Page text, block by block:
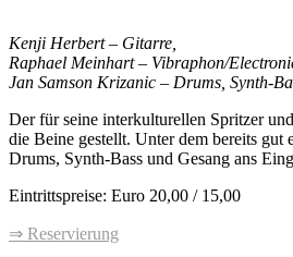
Kenji Herbert – Gitarre,
Raphael Meinhart – Vibraphon/
Jan Samson Krizanic – Drums, Synth-
Der für seine interkulturellen Spritzer
die Beine gestellt. Unter dem bereits gut
Drums, Synth-Bass und Gesang ans
Eintrittspreise: Euro 20,00 / 15,00
⇒ Reservierung